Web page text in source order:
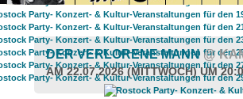
DER VERLORENE MANN @
AM 22.07.2026 (MITTWOCH) UM